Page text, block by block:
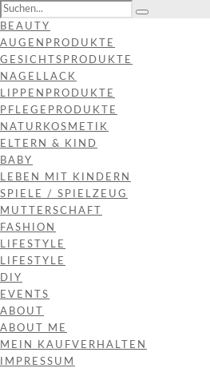
BEAUTY
AUGENPRODUKTE
GESICHTSPRODUKTE
NAGELLACK
LIPPENPRODUKTE
PFLEGEPRODUKTE
NATURKOSMETIK
ELTERN & KIND
BABY
LEBEN MIT KINDERN
SPIELE / SPIELZEUG
MUTTERSCHAFT
FASHION
LIFESTYLE
LIFESTYLE
DIY
EVENTS
ABOUT
ABOUT ME
MEIN KAUFVERHALTEN
IMPRESSUM